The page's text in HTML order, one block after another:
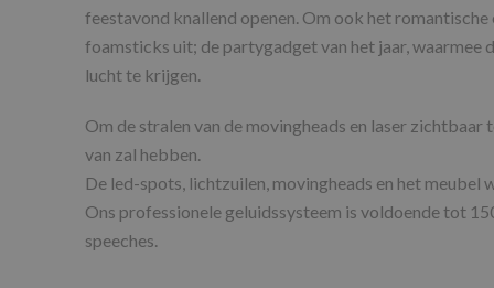
feestavond knallend openen. Om ook het
foamsticks uit; de partygadget van het jaar, waarmee
lucht te krijgen.
Om de stralen van de movingheads en laser
van zal hebben.
De led-spots, lichtzuilen, movingheads en het meubel
Ons professionele geluidssysteem is voldoende tot
speeches.